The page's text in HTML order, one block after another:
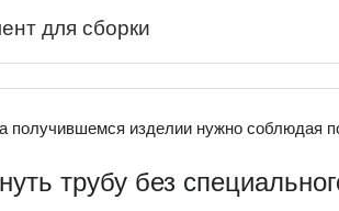
для сборки
получившемся изделии нужно соблюдая
трубу без